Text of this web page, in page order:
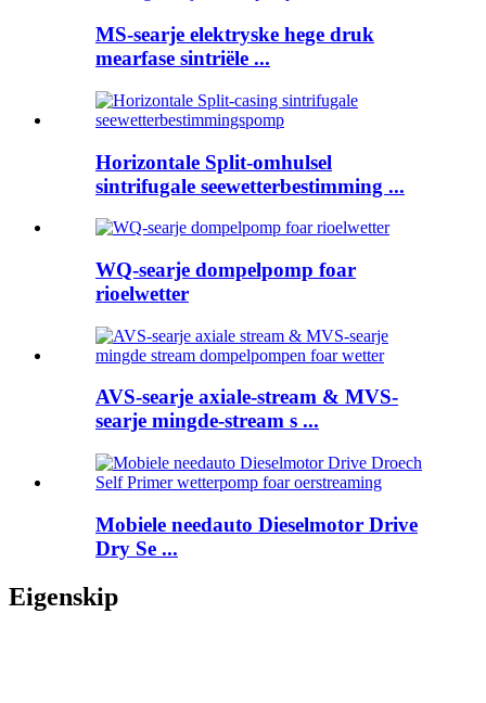
MS-searje elektryske hege druk
mearfase sintriële ...
Horizontale Split-omhulsel
sintrifugale seewetterbestimming ...
WQ-searje dompelpomp foar
rioelwetter
AVS-searje axiale-stream & MVS-
searje mingde-stream s ...
Mobiele needauto Dieselmotor Drive
Dry Se ...
Eigenskip